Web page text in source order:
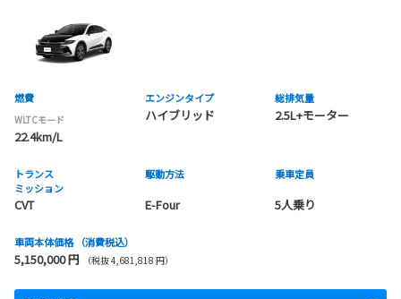
燃費
WLTCモード
22.4km/L
エンジンタイプ
ハイブリッド
総排気量
2.5L+モーター
トランス
ミッション
CVT
駆動方法
E-Four
乗車定員
5人乗り
車両本体価格 （消費税込）
5,150,000 円 （税抜 4,681,818 円）